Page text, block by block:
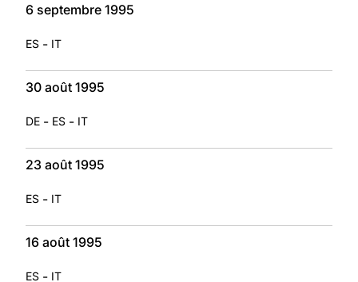
6 septembre 1995
ES - IT
30 août 1995
DE - ES - IT
23 août 1995
ES - IT
16 août 1995
ES - IT